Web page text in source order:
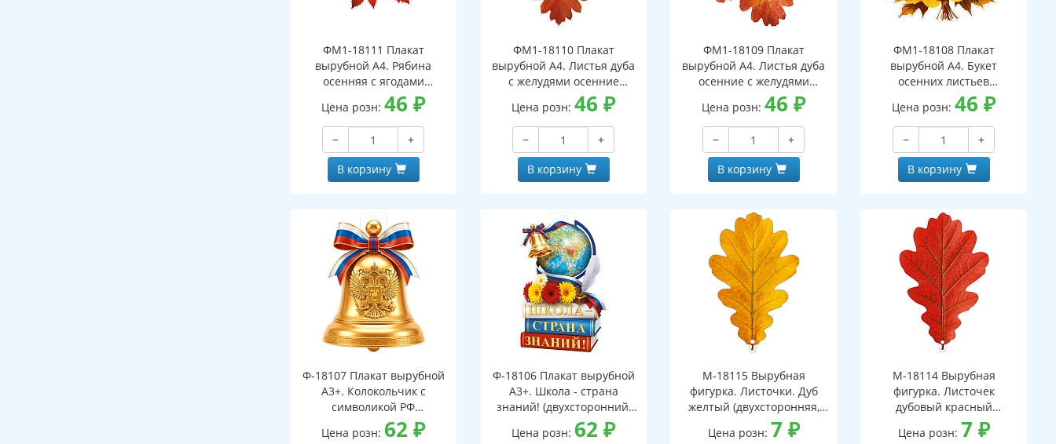
ФМ1-18111 Плакат
вырубной А4. Рябина
осенняя с ягодами
(двухсторонний, ВД-лак)
Цена розн:46₽
−
+
В корзину
ФМ1-18110 Плакат
вырубной А4. Листья дуба
с желудями осенние
(двухсторонний, ВД-лак)
Цена розн:46₽
−
+
В корзину
ФМ1-18109 Плакат
вырубной А4. Листья дуба
осенние с желудями
(двухсторонний, ВД-лак)
Цена розн:46₽
−
+
В корзину
ФМ1-18108 Плакат
вырубной А4. Букет
осенних листьев
(двухсторонний, ВД-лак)
Цена розн:46₽
−
+
В корзину
Ф-18107 Плакат вырубной
А3+. Колокольчик с
символикой РФ
(двухсторонний, ВД-лак)
Цена розн: 62₽
Ф-18106 Плакат вырубной
А3+. Школа - страна
знаний! (двухсторонний,
ВД-лак)
Цена розн: 62₽
М-18115 Вырубная
фигурка. Листочки. Дуб
желтый (двухсторонняя,
ВД-лак)
Цена розн: 7 ₽
М-18114 Вырубная
фигурка. Листочек
дубовый красный
(двухсторонняя, ВД-лак)
Цена розн: 7 ₽